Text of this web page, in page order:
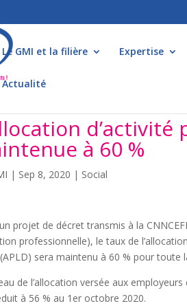
Le GMI et la filière Expertise
Actualité
à 60 %
| Sep 8, 2020 | Social
projet de décret transmis à la
professionnelle), le taux de
sera maintenu à 60 % pour toute
de l’allocation versée aux
à 56 % au 1er octobre 2020.